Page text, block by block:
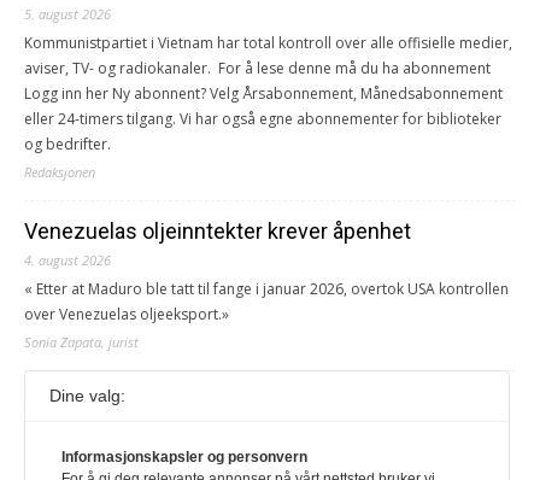
5. august 2026
Kommunistpartiet i Vietnam har total kontroll over alle offisielle medier,
aviser, TV- og radiokanaler. For å lese denne må du ha abonnement
Logg inn her Ny abonnent? Velg Årsabonnement, Månedsabonnement
eller 24-timers tilgang. Vi har også egne abonnementer for biblioteker
og bedrifter.
Redaksjonen
Venezuelas oljeinntekter krever åpenhet
4. august 2026
« Etter at Maduro ble tatt til fange i januar 2026, overtok USA kontrollen
over Venezuelas oljeeksport.»
Sonia Zapata, jurist
117,8 millioner er på flukt, en nedgang fra forrige
1. august 2026
Dine valg:
Informasjonskapsler og personvern